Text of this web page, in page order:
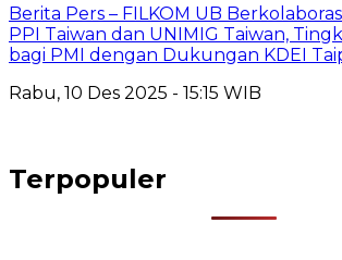
Berita Pers – FILKOM UB
PPI Taiwan dan UNIMIG Taiwan,
bagi PMI dengan Dukungan KDEI
Rabu, 10 Des 2025 - 15:15 WIB
Terpopuler